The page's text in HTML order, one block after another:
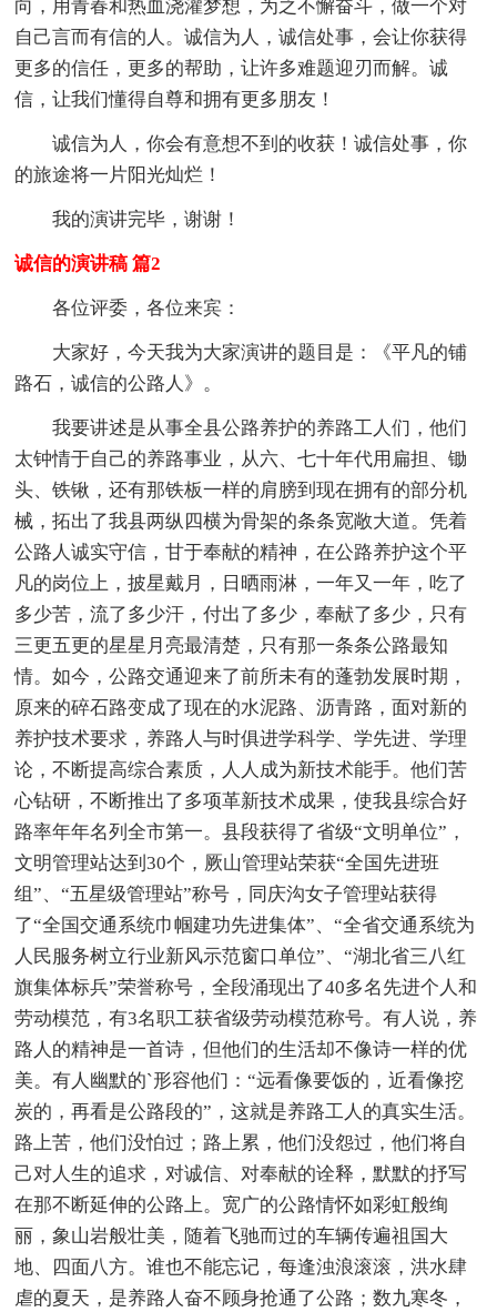
向，用青春和热血浇灌梦想，为之不懈奋斗，做一个对
自己言而有信的人。诚信为人，诚信处事，会让你获得
更多的信任，更多的帮助，让许多难题迎刃而解。诚
信，让我们懂得自尊和拥有更多朋友！
诚信为人，你会有意想不到的收获！诚信处事，你
的旅途将一片阳光灿烂！
我的演讲完毕，谢谢！
诚信的演讲稿 篇2
各位评委，各位来宾：
大家好，今天我为大家演讲的题目是：《平凡的铺
路石，诚信的公路人》。
我要讲述是从事全县公路养护的养路工人们，他们
太钟情于自己的养路事业，从六、七十年代用扁担、锄
头、铁锹，还有那铁板一样的肩膀到现在拥有的部分机
械，拓出了我县两纵四横为骨架的条条宽敞大道。凭着
公路人诚实守信，甘于奉献的精神，在公路养护这个平
凡的岗位上，披星戴月，日晒雨淋，一年又一年，吃了
多少苦，流了多少汗，付出了多少，奉献了多少，只有
三更五更的星星月亮最清楚，只有那一条条公路最知
情。如今，公路交通迎来了前所未有的蓬勃发展时期，
原来的碎石路变成了现在的水泥路、沥青路，面对新的
养护技术要求，养路人与时俱进学科学、学先进、学理
论，不断提高综合素质，人人成为新技术能手。他们苦
心钻研，不断推出了多项革新技术成果，使我县综合好
路率年年名列全市第一。县段获得了省级“文明单位”，
文明管理站达到30个，厥山管理站荣获“全国先进班
组”、“五星级管理站”称号，同庆沟女子管理站获得
了“全国交通系统巾帼建功先进集体”、“全省交通系统为
人民服务树立行业新风示范窗口单位”、“湖北省三八红
旗集体标兵”荣誉称号，全段涌现出了40多名先进个人和
劳动模范，有3名职工获省级劳动模范称号。有人说，养
路人的精神是一首诗，但他们的生活却不像诗一样的优
美。有人幽默的`形容他们：“远看像要饭的，近看像挖
炭的，再看是公路段的”，这就是养路工人的真实生活。
路上苦，他们没怕过；路上累，他们没怨过，他们将自
己对人生的追求，对诚信、对奉献的诠释，默默的抒写
在那不断延伸的公路上。宽广的公路情怀如彩虹般绚
丽，象山岩般壮美，随着飞驰而过的车辆传遍祖国大
地、四面八方。谁也不能忘记，每逢浊浪滚滚，洪水肆
虐的夏天，是养路人奋不顾身抢通了公路；数九寒冬，